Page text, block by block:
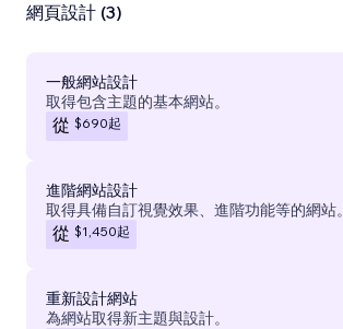
網頁設計 (3)
一般網站設計
取得包含主題的基本網站。
從 $690起
進階網站設計
取得具備自訂視覺效果、進階功能等的網站。
從 $1,450起
重新設計網站
為網站取得新主題與設計。